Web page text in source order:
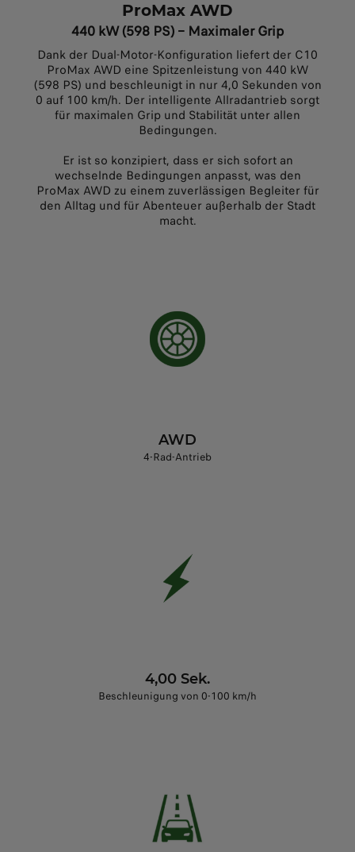
ProMax AWD
440 kW (598 PS) – Maximaler Grip
Dank der Dual-Motor-Konfiguration liefert der C10
ProMax AWD eine Spitzenleistung von 440 kW
(598 PS) und beschleunigt in nur 4,0 Sekunden von
0 auf 100 km/h. Der intelligente Allradantrieb sorgt
für maximalen Grip und Stabilität unter allen
Bedingungen.
Er ist so konzipiert, dass er sich sofort an
wechselnde Bedingungen anpasst, was den
ProMax AWD zu einem zuverlässigen Begleiter für
den Alltag und für Abenteuer außerhalb der Stadt
macht.
AWD
4-Rad-Antrieb
4,00 Sek.
Beschleunigung von 0-100 km/h